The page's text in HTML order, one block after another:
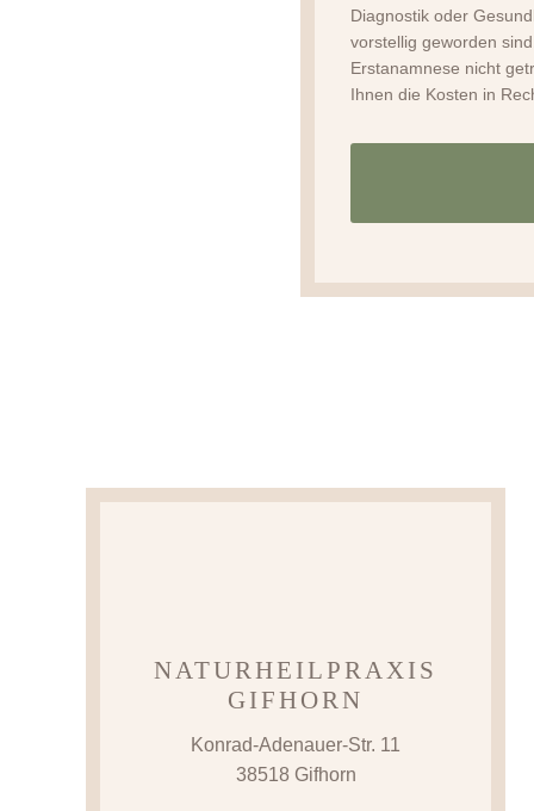
Diagnostik oder
vorstellig geworden
Erstanamnese nicht
Ihnen die Kosten in
NATURHEILPRAXIS
GIFHORN
Konrad-Adenauer-Str. 11
38518 Gifhorn